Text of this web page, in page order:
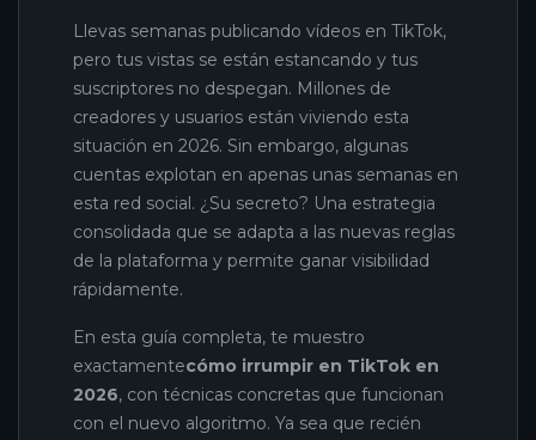
Llevas semanas publicando vídeos en TikTok,
pero tus vistas se están estancando y tus
suscriptores no despegan. Millones de
creadores y usuarios están viviendo esta
situación en 2026. Sin embargo, algunas
cuentas explotan en apenas unas semanas en
esta red social. ¿Su secreto? Una estrategia
consolidada que se adapta a las nuevas reglas
de la plataforma y permite ganar visibilidad
rápidamente.
En esta guía completa, te muestro
exactamentecómo irrumpir en TikTok en
2026, con técnicas concretas que funcionan
con el nuevo algoritmo. Ya sea que recién